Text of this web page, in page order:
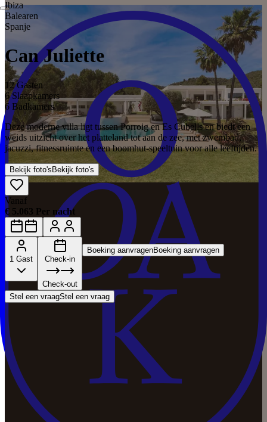
Ibiza
Balearen
Spanje
Can Juliette
12 Gasten
6 Slaapkamers
6 Badkamers
Deze moderne villa ligt tussen Porroig en Es Cubells en biedt een
weids uitzicht over het platteland tot aan de zee, met zwembad,
jacuzzi, fitnessruimte en een boomhut-speeltuin voor alle leeftijden.
Bekijk foto's Bekijk foto's
Vanaf
€ 5.063 Per nacht
1 Gast Check-in
Check-out
Boeking aanvragenBoeking aanvragen
Stel een vraagStel een vraag